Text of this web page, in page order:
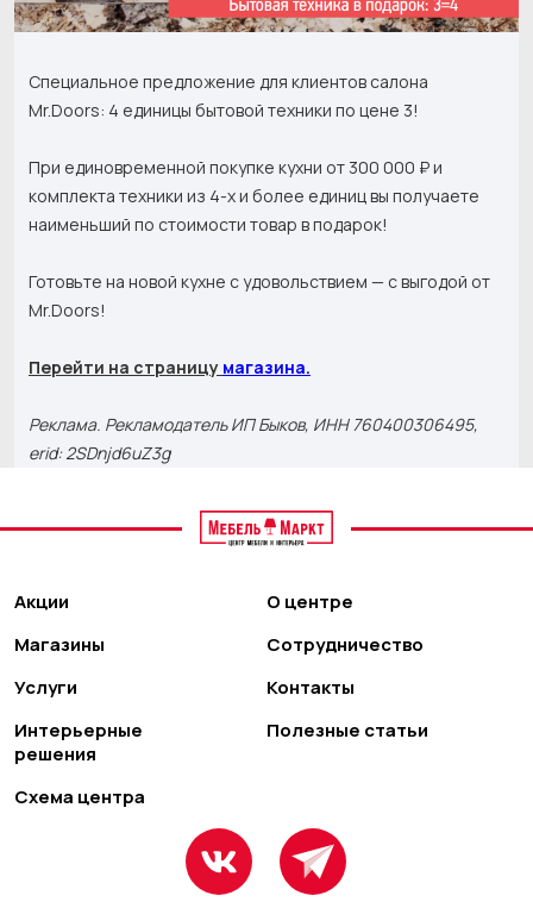
Специальное предложение для клиентов салона
Mr.Doors: 4 единицы бытовой техники по цене 3!
При единовременной покупке кухни от 300 000 ₽ и
комплекта техники из 4-х и более единиц вы получаете
наименьший по стоимости товар в подарок!
Готовьте на новой кухне с удовольствием — с выгодой от
Mr.Doors!
Перейти на страницу магазина.
Реклама. Рекламодатель ИП Быков, ИНН 760400306495,
erid: 2SDnjd6uZ3g
Акции
Магазины
Услуги
Интерьерные
решения
Схема центра
О центре
Сотрудничество
Контакты
Полезные статьи